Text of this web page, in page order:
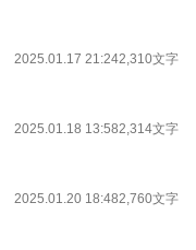
2025.01.17 21:242,310文字
2025.01.18 13:582,314文字
2025.01.20 18:482,760文字